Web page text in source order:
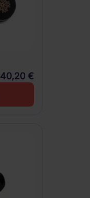
40,20 €